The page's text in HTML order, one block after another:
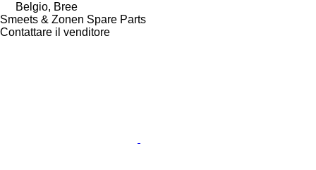
Belgio, Bree
Smeets & Zonen Spare Parts
Contattare il venditore